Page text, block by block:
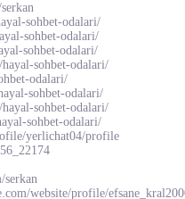
sohbet-odalari/
sohbet-odalari/
sohbet-odalari/
sohbet-odalari/
odalari/
sohbet-odalari/
sohbet-odalari/
sohbet-odalari/
yerlichat04/profile
serkan
website/profile/